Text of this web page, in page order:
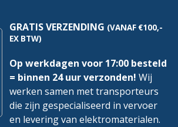
GRATIS VERZENDING (VANAF €100,-
EX BTW)
Op werkdagen voor 17:00 besteld
= binnen 24 uur verzonden! Wij
werken samen met transporteurs
die zijn gespecialiseerd in vervoer
en levering van elektromaterialen.